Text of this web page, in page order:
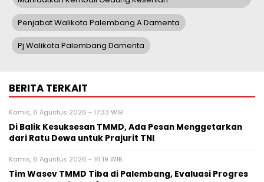
Penjabat Walikota Palembang A Damenta
Pj Walikota Palembang Damenta
BERITA TERKAIT
Kamis, 6 Agustus 2026 - 17:33 WIB
Di Balik Kesuksesan TMMD, Ada Pesan Menggetarkan
dari Ratu Dewa untuk Prajurit TNI
Kamis, 6 Agustus 2026 - 16:19 WIB
Tim Wasev TMMD Tiba di Palembang, Evaluasi Progres